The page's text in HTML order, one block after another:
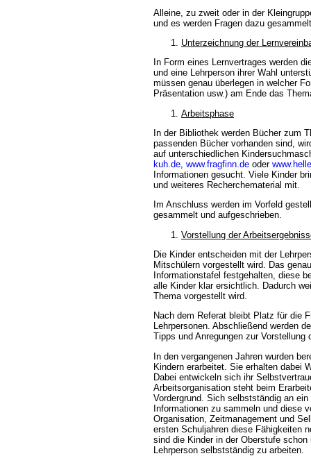
Alleine, zu zweit oder in der
und es werden Fragen dazu
Unterzeichnung der
In Form eines Lernvertrages werden
und eine Lehrperson ihrer Wahl
müssen genau überlegen in welcher
Präsentation usw.) am Ende das
Arbeitsphase
In der Bibliothek werden Bücher zum
passenden Bücher vorhanden sind,
auf unterschiedlichen
kuh.de www.fragfinn.de oder
Informationen gesucht. Viele Kinder
und weiteres Recherchematerial mit.
Im Anschluss werden im Vorfeld
gesammelt und aufgeschrieben.
Vorstellung der
Die Kinder entscheiden mit der
Mitschülern vorgestellt wird. Das
Informationstafel festgehalten, diese
alle Kinder klar ersichtlich. Dadurch
Thema vorgestellt wird.
Nach dem Referat bleibt Platz für die
Lehrpersonen. Abschließend werden
Tipps und Anregungen zur Vorstellung
In den vergangenen Jahren wurden
Kindern erarbeitet. Sie erhalten dabei
Dabei entwickeln sich ihr
Arbeitsorganisation steht beim
Vordergrund. Sich selbstständig an
Informationen zu sammeln und diese
Organisation, Zeitmanagement und
ersten Schuljahren diese Fähigkeiten
sind die Kinder in der Oberstufe schon
Lehrperson selbstständig zu arbeiten.